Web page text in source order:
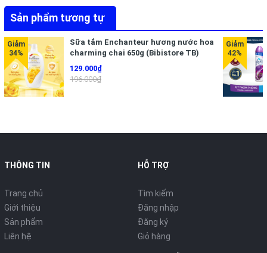
Sản phẩm tương tự
Sữa tắm Enchanteur hương nước hoa
charming chai 650g (Bibistore TB)
129.000₫
196.000₫
THÔNG TIN
Trang chủ
Giới thiệu
Sản phẩm
Liên hệ
HỖ TRỢ
Tìm kiếm
Đăng nhập
Đăng ký
Giỏ hàng